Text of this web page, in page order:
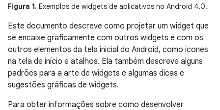
Figura 1. Exemplos de widgets de aplicativos no Android 4.0.
Este documento descreve como projetar um widget que
se encaixe graficamente com outros widgets e com os
outros elementos da tela inicial do Android, como ícones
na tela de início e atalhos. Ela também descreve alguns
padrões para a arte de widgets e algumas dicas e
sugestões gráficas de widgets.
Para obter informações sobre como desenvolver